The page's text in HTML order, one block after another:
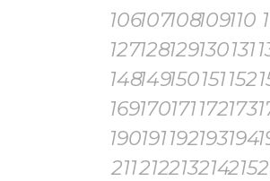
106107108109110
127128129130131
148149150151152
169170171172173
190191192193194
211212213214215